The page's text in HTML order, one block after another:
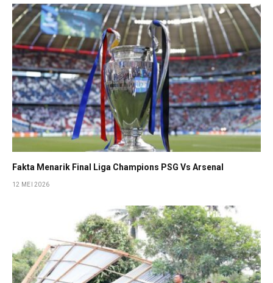
Fakta Menarik Final Liga Champions PSG Vs Arsenal
12 MEI 2026